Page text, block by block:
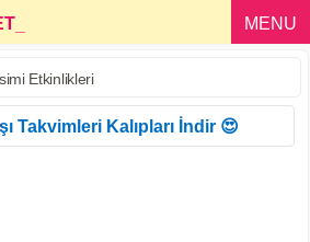
MENU
Etkinlikleri
Takvimleri Kalıpları İndir 😍